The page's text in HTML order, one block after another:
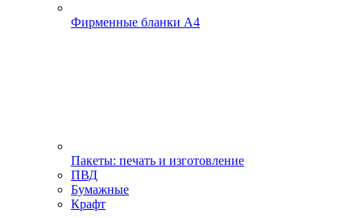
Фирменные бланки А4
Пакеты: печать и изготовление
ПВД
Бумажные
Крафт